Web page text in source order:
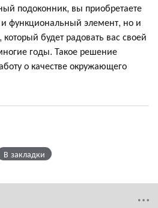
подоконник, вы приобретаете
функциональный элемент, но и
будет радовать вас своей
годы. Такое решение
о качестве окружающего
В закладки